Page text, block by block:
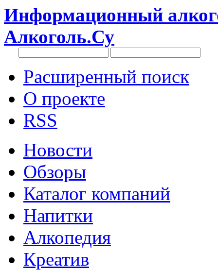
Информационный
Алкоголь.Су
Расширенный поиск
О проекте
RSS
Новости
Обзоры
Каталог компаний
Напитки
Алкопедия
Креатив